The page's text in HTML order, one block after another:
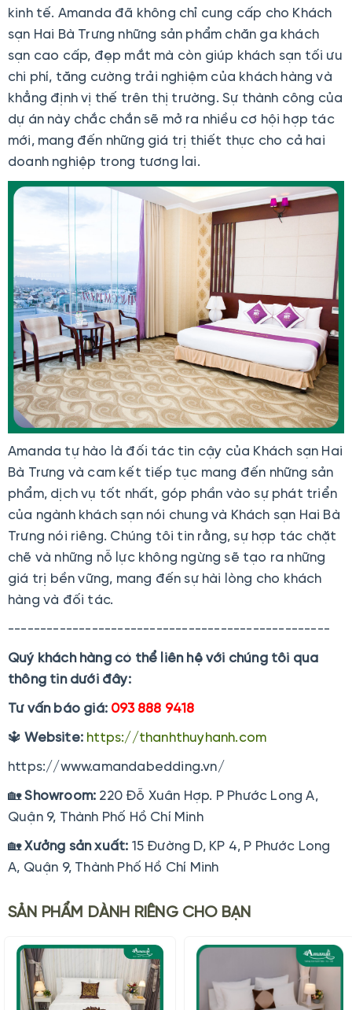
kinh tế. Amanda đã không chỉ cung cấp cho Khách
sạn Hai Bà Trưng những sản phẩm chăn ga khách
sạn cao cấp, đẹp mắt mà còn giúp khách sạn tối ưu
chi phí, tăng cường trải nghiệm của khách hàng và
khẳng định vị thế trên thị trường. Sự thành công của
dự án này chắc chắn sẽ mở ra nhiều cơ hội hợp tác
mới, mang đến những giá trị thiết thực cho cả hai
doanh nghiệp trong tương lai.
Amanda tự hào là đối tác tin cậy của Khách sạn Hai
Bà Trưng và cam kết tiếp tục mang đến những sản
phẩm, dịch vụ tốt nhất, góp phần vào sự phát triển
của ngành khách sạn nói chung và Khách sạn Hai Bà
Trưng nói riêng. Chúng tôi tin rằng, sự hợp tác chặt
chẽ và những nỗ lực không ngừng sẽ tạo ra những
giá trị bền vững, mang đến sự hài lòng cho khách
hàng và đối tác.
--------------------------------------------------
Quý khách hàng có thể liên hệ với chúng tôi qua
thông tin dưới đây:
Tư vấn báo giá: 093 888 9418
🔱Website: https://thanhthuyhanh.com
https://www.amandabedding.vn/
🏡Showroom: 220 Đỗ Xuân Hợp. P Phước Long A,
Quận 9, Thành Phố Hồ Chí Minh
🏡Xưởng sản xuất: 15 Đường D, KP 4, P Phước Long
A, Quận 9, Thành Phố Hồ Chí Minh
SẢN PHẨM DÀNH RIÊNG CHO BẠN